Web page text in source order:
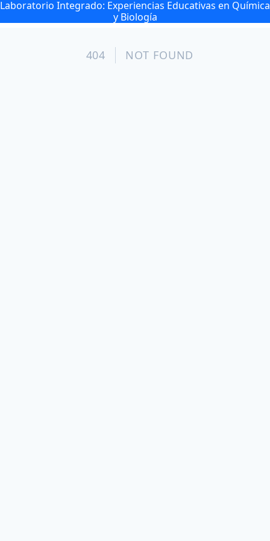
Laboratorio Integrado: Experiencias Educativas en Química
y Biología